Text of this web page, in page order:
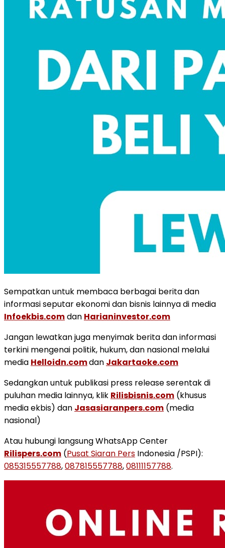
Sempatkan untuk membaca berbagai berita dan
informasi seputar ekonomi dan bisnis lainnya di media
Infoekbis.comdan Harianinvestor.com
Jangan lewatkan juga menyimak berita dan informasi
terkini mengenai politik, hukum, dan nasional melalui
media Helloidn.comdan Jakartaoke.com
Sedangkan untuk publikasi press release serentak di
puluhan media lainnya, klik Rilisbisnis.com (khusus
media ekbis) dan Jasasiaranpers.com (media
nasional)
Atau hubungi langsung WhatsApp Center
Rilispers.com (Pusat Siaran Pers Indonesia /PSPI):
085315557788,087815557788,08111157788.